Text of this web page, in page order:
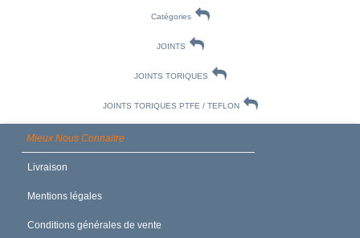
Catégories
JOINTS
JOINTS TORIQUES
JOINTS TORIQUES PTFE / TEFLON
Mieux Nous Connaitre
Livraison
Mentions légales
Conditions générales de vente